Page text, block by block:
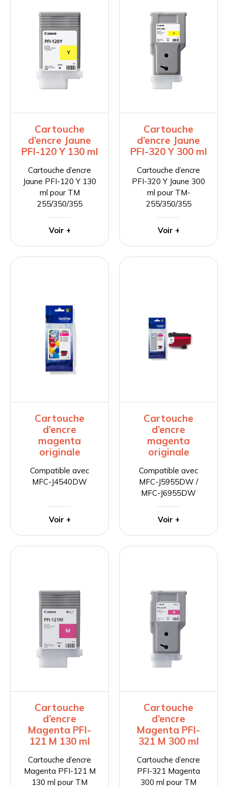
Cartouche
d’encre Jaune
PFI-120 Y 130 ml
Cartouche d’encre
Jaune PFI-120 Y 130
ml pour TM
255/350/355
Voir +
Cartouche
d’encre Jaune
PFI-320 Y 300 ml
Cartouche d’encre
PFI-320 Y Jaune 300
ml pour TM-
255/350/355
Voir +
Cartouche
d’encre
magenta
originale
Compatible avec
MFC-J4540DW
Voir +
Cartouche
d’encre
magenta
originale
Compatible avec
MFC-J5955DW /
MFC-J6955DW
Voir +
Cartouche
d’encre
Magenta PFI-
121 M 130 ml
Cartouche d’encre
Magenta PFI-121 M
130 ml pour TM
Cartouche
d’encre
Magenta PFI-
321 M 300 ml
Cartouche d’encre
PFI-321 Magenta
300 ml pour TM